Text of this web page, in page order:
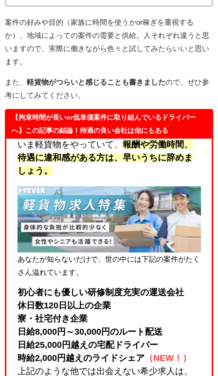
案件の好みや目的（家族に時間を使うかor稼ぎを重視する
か）、地域によっての案件の需要と供給。人それぞれ違うと思
いますので、実際に働きながら色々と試してみたらいいと思い
ます。
また、 軽貨物がつらいと感じることも書きましたので、ぜひ参
考にしてみてください。
【拘束時間が長いor低単価案件に取り組んでいるドライバー
へ】この記事の結論！待遇の良い会社は他にもある
いま軽貨物をやっていて、 報酬や労働時間、
待遇に違和感がある方は、早いうちに辞めま
しょう。
あなたが知らないだけで、世の中には下記の案件がたく
さん溢れています。
初心者にも優しい研修制度充実の運送会社
休日数120日以上の企業
寮・社宅付き企業
日給8,000円～30,000円のルート配送
日給25,000円越えの宅配ドライバー
時給2,000円越えのライドシェア（NEW！）
上記のような他では出会えない希少求人は、